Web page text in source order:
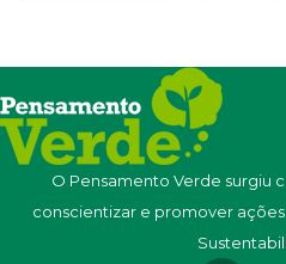
O Pensamento Verde surgiu
conscientizar e promover